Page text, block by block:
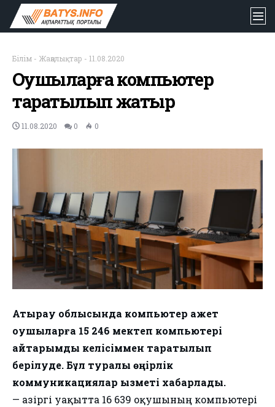
Білім - Жаңалықтар - 11.08.2020
Оқушыларға компьютер
таратылып жатыр
11.08.2020 0 0
Атырау облысында компьютер қажет
оқушыларға 15 246 мектеп компьютері
қайтарымды келісіммен таратылып
берілуде. Бұл туралы өңірлік
коммуникациялар қызметі хабарлады.
— Қазіргі уақытта 16 639 оқушының компьютері